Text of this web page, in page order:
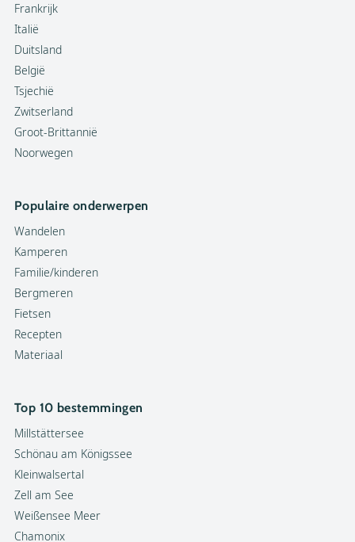
Frankrijk
Italië
Duitsland
België
Tsjechië
Zwitserland
Groot-Brittannië
Noorwegen
Populaire onderwerpen
Wandelen
Kamperen
Familie/kinderen
Bergmeren
Fietsen
Recepten
Materiaal
Top 10 bestemmingen
Millstättersee
Schönau am Königssee
Kleinwalsertal
Zell am See
Weißensee Meer
Chamonix